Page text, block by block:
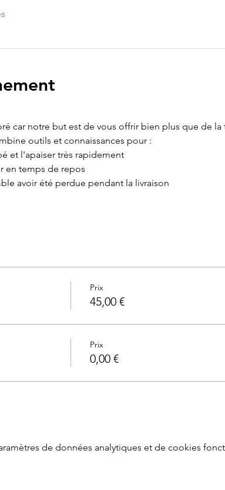
car notre but est de vous offrir bien plus que de la
outils et connaissances pour :
et l'apaiser très rapidement
en temps de repos
avoir été perdue pendant la livraison
Prix
45,00 €
Prix
0,00 €
de données analytiques et de cookies